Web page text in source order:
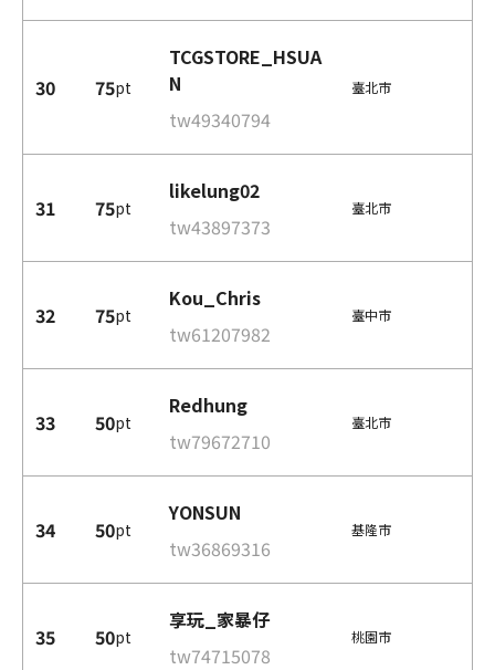
30 75pt
TCGSTORE_HSUA
N
tw49340794
臺北市
31 75pt
likelung02
tw43897373
臺北市
32 75pt
Kou_Chris
tw61207982
臺中市
33 50pt
Redhung
tw79672710
臺北市
34 50pt
YONSUN
tw36869316
基隆市
35 50pt
享玩_家暴仔
tw74715078
桃園市